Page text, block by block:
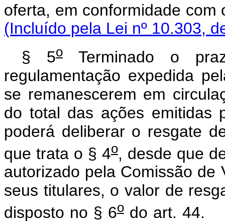
oferta, em conformidade com
(Incluído pela Lei nº 10.303,
§ 5oTerminado o
regulamentação expedida
se remanescerem em
do total das ações emitidas
poderá deliberar o resgate
que trata o § 4o, desde que
autorizado pela Comissão de
seus titulares, o valor de
disposto no § 6odo